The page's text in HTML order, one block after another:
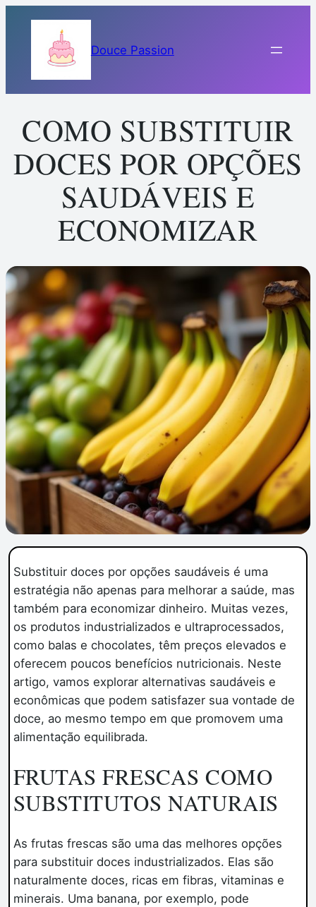
conteúdo
Douce Passion
COMO SUBSTITUIR
DOCES POR OPÇÕES
SAUDÁVEIS E
ECONOMIZAR
Substituir doces por opções saudáveis é uma
estratégia não apenas para melhorar a saúde, mas
também para economizar dinheiro. Muitas vezes,
os produtos industrializados e ultraprocessados,
como balas e chocolates, têm preços elevados e
oferecem poucos benefícios nutricionais. Neste
artigo, vamos explorar alternativas saudáveis e
econômicas que podem satisfazer sua vontade de
doce, ao mesmo tempo em que promovem uma
alimentação equilibrada.
FRUTAS FRESCAS COMO
SUBSTITUTOS NATURAIS
As frutas frescas são uma das melhores opções
para substituir doces industrializados. Elas são
naturalmente doces, ricas em fibras, vitaminas e
minerais. Uma banana, por exemplo, pode